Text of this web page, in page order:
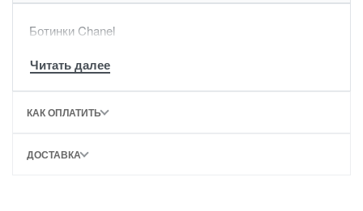
Ботинки Chanel
КАК ОПЛАТИТЬ
ДОСТАВКА